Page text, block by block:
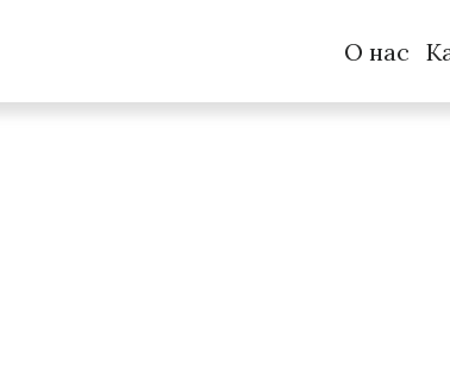
О нас